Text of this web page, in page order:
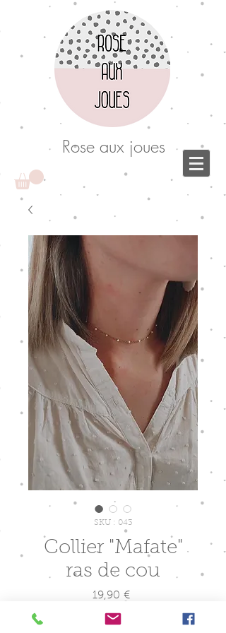
Rose aux joues
SKU : 043
Collier "Mafate"
ras de cou
19,90 €Prix